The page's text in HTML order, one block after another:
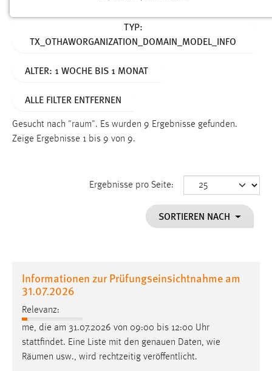
TYP:
TX_OTHAWORGANIZATION_DOMAIN_MODEL_INFO
ALTER: 1 WOCHE BIS 1 MONAT
ALLE FILTER ENTFERNEN
Gesucht nach "raum". Es wurden 9 Ergebnisse gefunden.
Zeige Ergebnisse 1 bis 9 von 9.
Ergebnisse pro Seite:
SORTIEREN NACH
Informationen zur Prüfungseinsichtnahme am
31.07.2026
Relevanz:
me, die am 31.07.2026 von 09:00 bis 12:00 Uhr
stattfindet. Eine Liste mit den genauen Daten, wie
Räumen usw., wird rechtzeitig veröffentlicht.
Notwendige Cookies ermöglichen grundlegende
Funktionen und sind für die einwandfreie Funktion der
cookie_consent
Zweck:
Cookie Laufzeit:
staticfilecache
Für performante Seitenauslieferung wird in diesem Cookie
gespeichert, ob man eingeloggt ist.
Sprachpräferenz